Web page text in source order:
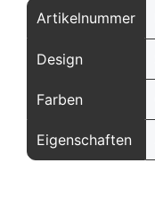
Artikelnummer
Design
Farben
Eigenschaften